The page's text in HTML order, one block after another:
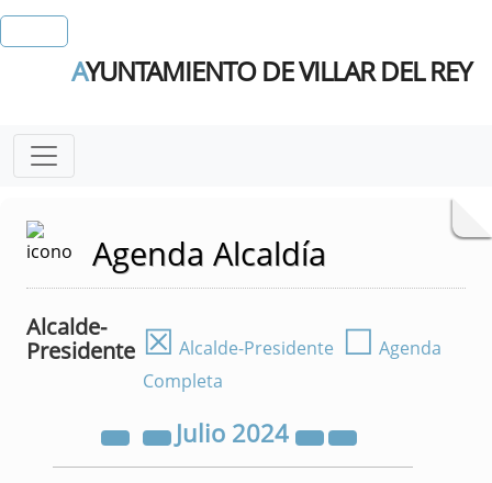
AYUNTAMIENTO DE VILLAR DEL REY
Agenda Alcaldía
Alcalde-
Presidente ☒ Alcalde-Presidente ☐ Agenda
Completa
Julio 2024